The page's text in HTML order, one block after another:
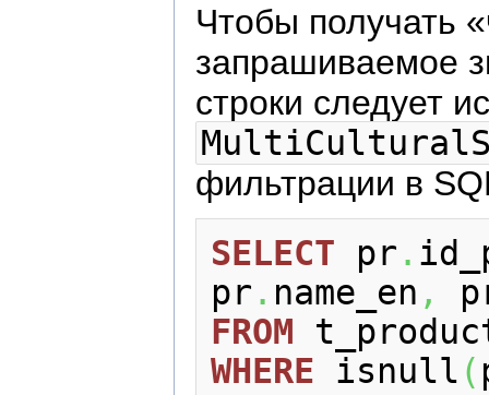
Чтобы получать
запрашиваемое
строки следует
фильтрации в
SELECT pr .
pr . name_en ,
FROM
WHERE isnull (